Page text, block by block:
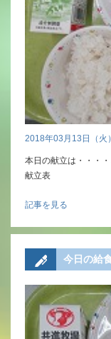
2018年03月13日（火）
本日の献立は・・・
献立表
記事を見る
今日の給